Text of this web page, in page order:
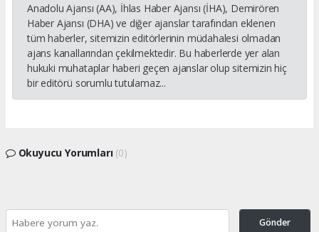
Anadolu Ajansı (AA), İhlas Haber Ajansı (İHA), Demirören
Haber Ajansı (DHA) ve diğer ajanslar tarafından eklenen
tüm haberler, sitemizin editörlerinin müdahalesi olmadan
ajans kanallarından çekilmektedir. Bu haberlerde yer alan
hukuki muhataplar haberi geçen ajanslar olup sitemizin hiç
bir editörü sorumlu tutulamaz...
Okuyucu Yorumları (0)
Gönder